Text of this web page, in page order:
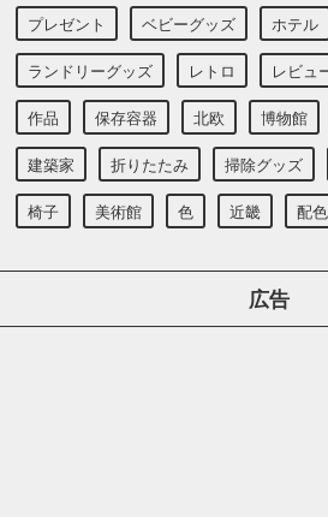
プレゼント ベビーグッズ ホテル
ランドリーグッズ レトロ レビュ
作品 保存容器 北欧 博物館
建築家 折りたたみ 掃除グッズ
椅子 美術館 色 近畿 配色
広告